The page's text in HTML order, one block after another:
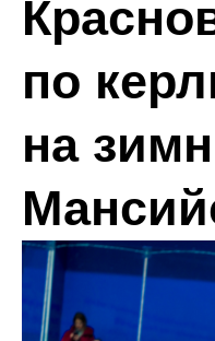
по
на